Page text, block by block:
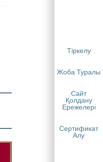
Тіркелу
Жоба Туралы
Сайт
Қолдану
Ережелері
Сертификат
Алу